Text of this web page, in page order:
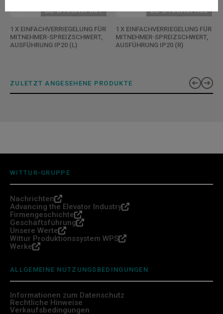
BL-B153ACFX01
1 X EINFACHVERRIEGELUNG FÜR
MITNEHMER-SPREIZSCHWERT,
AUSFÜHRUNG IP20 (L)
BL-B153ACFX02
1 X EINFACHVERRIEGELUNG FÜR
MITNEHMER-SPREIZSCHWERT,
AUSFÜHRUNG IP20 (R)
ZULETZT ANGESEHENE PRODUKTE
WITTUR-GRUPPE
Nachrichten
Advancing the Elevator Industry
Firmengeschichte
Geschäftsführung
Unsere Werte
Wittur Produktionssystem WPS
Werke
ALLGEMEINE NUTZUNGSBEDINGUNGEN
Informationen zum Datenschutz
Rechtliche Hinweise
Verkaufsbedingungen